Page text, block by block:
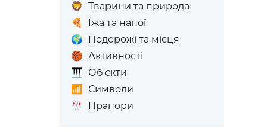
🦁 Тварини та природа
🍕
Їжа та напої
🌍 Подорожі та місця
🏀 Активності
🎹 Об'єкти
📶
Символи
🎌 Прапори